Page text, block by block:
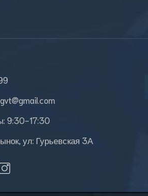
9:30-17:30
ул: Гурьевская 3А